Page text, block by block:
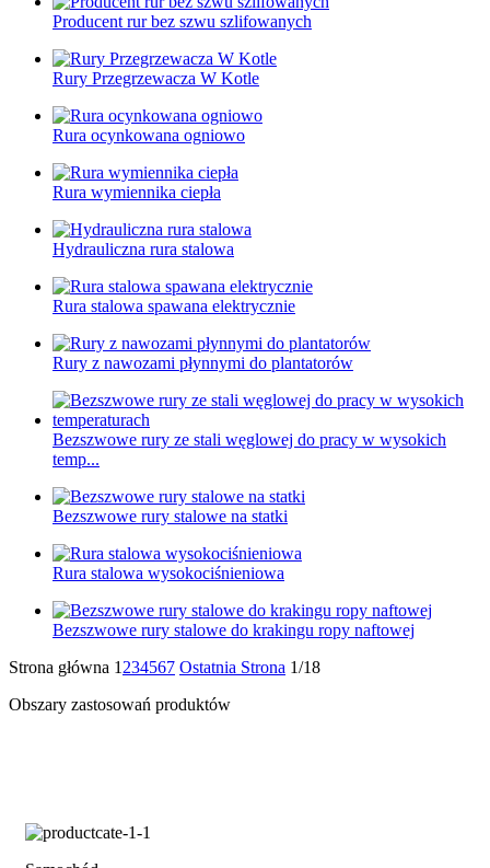
Producent rur bez szwu szlifowanych
Rury Przegrzewacza W Kotle
Rura ocynkowana ogniowo
Rura wymiennika ciepła
Hydrauliczna rura stalowa
Rura stalowa spawana elektrycznie
Rury z nawozami płynnymi do plantatorów
Bezszwowe rury ze stali węglowej do pracy w wysokich
temp...
Bezszwowe rury stalowe na statki
Rura stalowa wysokociśnieniowa
Bezszwowe rury stalowe do krakingu ropy naftowej
Strona główna 1 234567 Ostatnia Strona 1/18
Obszary zastosowań produktów